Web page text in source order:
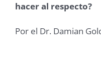
hacer al respecto?
Por el Dr. Damian